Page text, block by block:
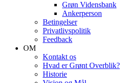
Grøn Vidensbank
Ankerperson
Betingelser
Privatlivspolitik
Feedback
OM
Kontakt os
Hvad er Grønt Overblik?
Historie